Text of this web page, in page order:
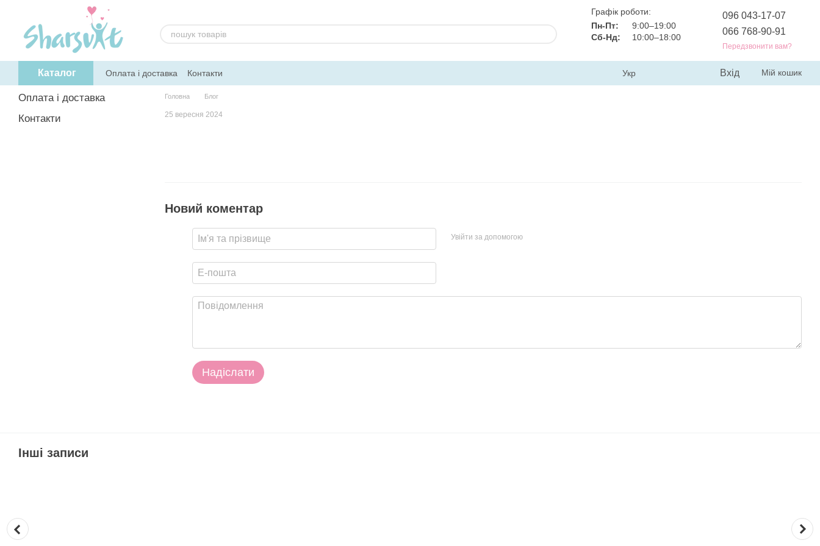
Перейти до основного контенту
Графік роботи:
Пн-Пт:
9:00–19:00
Сб-Нд:
10:00–18:00
096 043-17-07
066 768-90-91
Передзвонити вам?
Каталог Оплата і доставка Контакти Укр Вхід Мій кошик
Головна Блог
25 вересня 2024
Новий коментар
Увійти за допомогою
Надіслати
Оплата і доставка
Контакти
Інші записи